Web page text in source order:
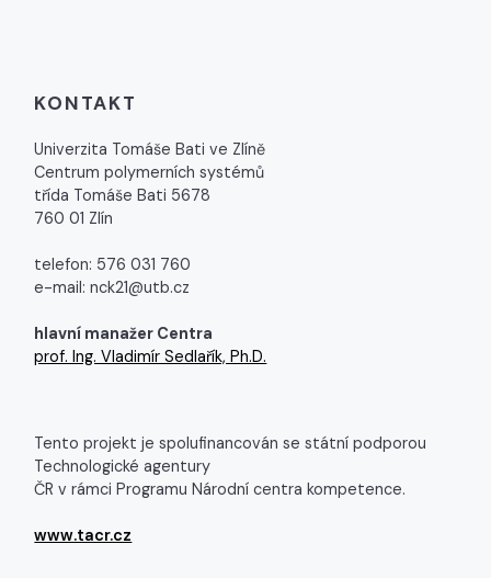
KONTAKT
Univerzita Tomáše Bati ve Zlíně
Centrum polymerních systémů
třída Tomáše Bati 5678
760 01 Zlín
telefon: 576 031 760
e-mail: nck21@utb.cz
hlavní manažer Centra
prof. Ing. Vladimír Sedlařík, Ph.D.
Tento projekt je spolufinancován se státní podporou
Technologické agentury
ČR v rámci Programu Národní centra kompetence.
www.tacr.cz